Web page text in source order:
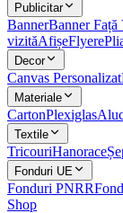
Publicitar
BannerBanner Față
vizităAfișeFlyere
Decor
Canvas Personalizat
Materiale
CartonPlexiglas
Textile
TricouriHanorace
Fonduri UE
Fonduri PNRR
Shop